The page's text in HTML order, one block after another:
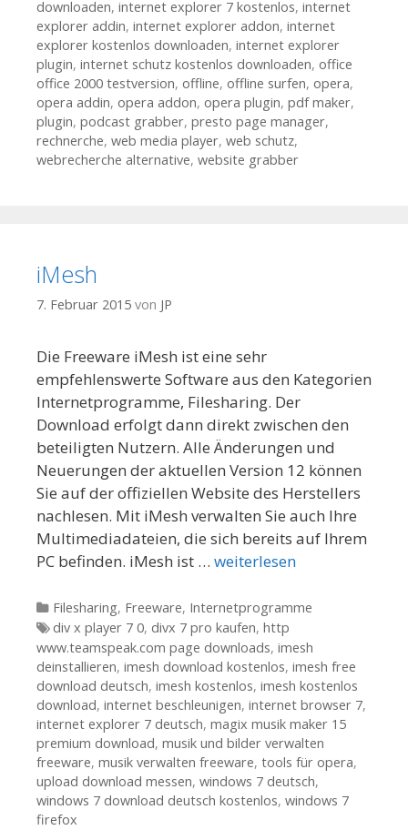
downloaden, internet explorer 7 kostenlos, internet
explorer addin, internet explorer addon, internet
explorer kostenlos downloaden, internet explorer
plugin, internet schutz kostenlos downloaden, office
office 2000 testversion, offline, offline surfen, opera,
opera addin, opera addon, opera plugin, pdf maker,
plugin, podcast grabber, presto page manager,
rechnerche, web media player, web schutz,
webrecherche alternative, website grabber
iMesh
7. Februar 2015 von JP
Die Freeware iMesh ist eine sehr
empfehlenswerte Software aus den Kategorien
Internetprogramme, Filesharing. Der
Download erfolgt dann direkt zwischen den
beteiligten Nutzern. Alle Änderungen und
Neuerungen der aktuellen Version 12 können
Sie auf der offiziellen Website des Herstellers
nachlesen. Mit iMesh verwalten Sie auch Ihre
Multimediadateien, die sich bereits auf Ihrem
PC befinden. iMesh ist … weiterlesen
Kategorien
Filesharing, Freeware, Internetprogramme
Tags
div x player 7 0, divx 7 pro kaufen, http
www.teamspeak.com page downloads, imesh
deinstallieren, imesh download kostenlos, imesh free
download deutsch, imesh kostenlos, imesh kostenlos
download, internet beschleunigen, internet browser 7,
internet explorer 7 deutsch, magix musik maker 15
premium download, musik und bilder verwalten
freeware, musik verwalten freeware, tools für opera,
upload download messen, windows 7 deutsch,
windows 7 download deutsch kostenlos, windows 7
firefox